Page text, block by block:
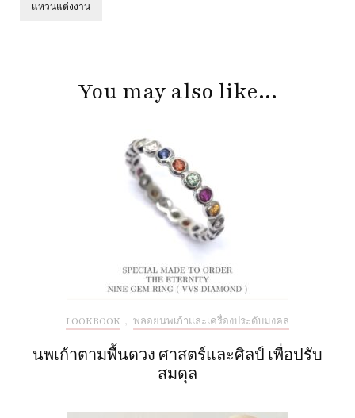
แหวนแต่งงาน
You may also like...
LOOKBOOK , พลอยนพเก้าและเครื่องประดับมงคล
นพเก้าตามพื้นดวง ศาสตร์และศิลป์ เพื่อปรับ
สมดุล